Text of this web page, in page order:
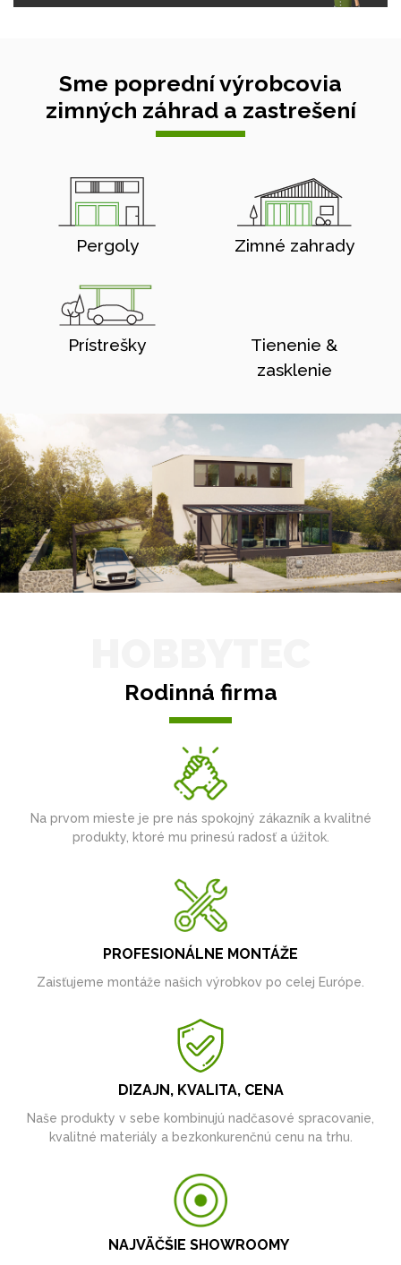
Sme poprední výrobcovia
zimných záhrad a zastrešení
Pergoly Zimné zahrady
Prístrešky
Tienenie &
zasklenie
Rodinná firma
Na prvom mieste je pre nás spokojný zákazník a kvalitné
produkty, ktoré mu prinesú radosť a úžitok.
PROFESIONÁLNE MONTÁŽE
Zaisťujeme montáže našich výrobkov po celej Európe.
DIZAJN, KVALITA, CENA
Naše produkty v sebe kombinujú nadčasové spracovanie,
kvalitné materiály a bezkonkurenčnú cenu na trhu.
NAJVÄČŠIE SHOWROOMY